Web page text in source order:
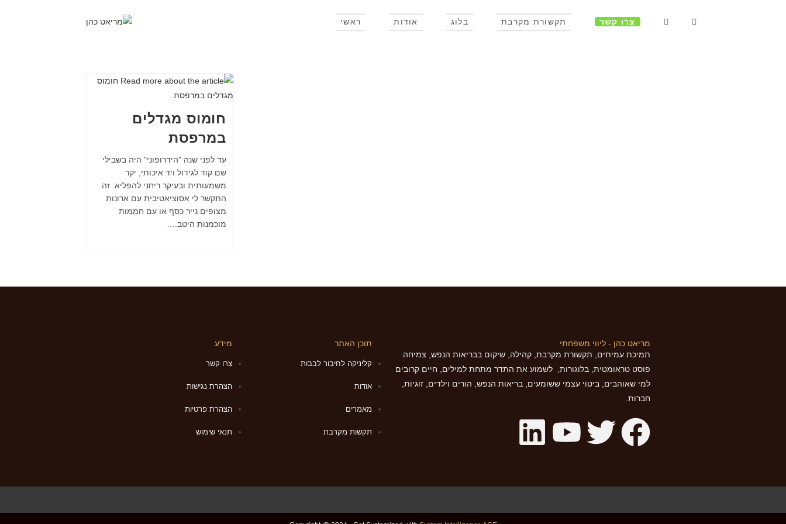
ראשי אודות בלוג תקשורת מקרבת צרו קשר
חומוס מגדלים
במרפסת
עד לפני שנה "הידרופוני" היה בשבילי
שם קוד לגידול ויד איכותי, יקר
משמעותית ובעיקר ריחני להפליא. זה
התקשר לי אסוציאטיבית עם ארונות
מצופים נייר כסף או עם חממות
מוכמנות היטב.…
מריאט כהן - ליווי משפחתי
תמיכת עמיתים, תקשורת מקרבת, קהילה, שיקום בבריאות הנפש, צמיחה
פוסט טראומטית, בלוגורות, לשמוע את התדר מתחת למילים, חיים קרובים
למי שאוהבים, ביטוי עצמי ששומעים, בריאות הנפש, הורים וילדים, זוגיות,
חברות.
תוכן האתר
קליניקה לחיבור לבבות
אודות
מאמרים
תקשות מקרבת
מידע
צרו קשר
הצהרת נגישות
הצהרת פרטיות
תנאי שימוש